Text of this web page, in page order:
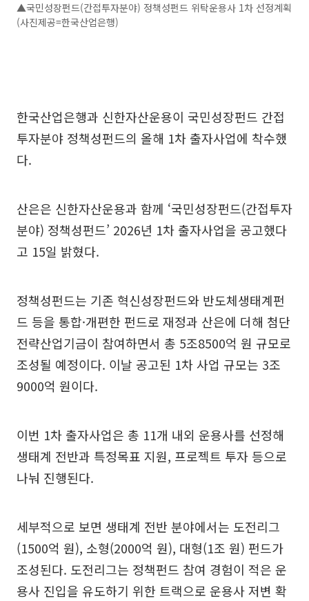
▲국민성장펀드(간접투자분야) 정책성펀드 위탁운용사 1차 선정계획
(사진제공=한국산업은행)
한국산업은행과 신한자산운용이 국민성장펀드 간접
투자분야 정책성펀드의 올해 1차 출자사업에 착수했
다.
산은은 신한자산운용과 함께 ‘국민성장펀드(간접투자
분야) 정책성펀드’ 2026년 1차 출자사업을 공고했다
고 15일 밝혔다.
정책성펀드는 기존 혁신성장펀드와 반도체생태계펀
드 등을 통합·개편한 펀드로 재정과 산은에 더해 첨단
전략산업기금이 참여하면서 총 5조8500억 원 규모로
조성될 예정이다. 이날 공고된 1차 사업 규모는 3조
9000억 원이다.
이번 1차 출자사업은 총 11개 내외 운용사를 선정해
생태계 전반과 특정목표 지원, 프로젝트 투자 등으로
나눠 진행된다.
세부적으로 보면 생태계 전반 분야에서는 도전리그
(1500억 원), 소형(2000억 원), 대형(1조 원) 펀드가
조성된다. 도전리그는 정책펀드 참여 경험이 적은 운
용사 진입을 유도하기 위한 트랙으로 운용사 저변 확